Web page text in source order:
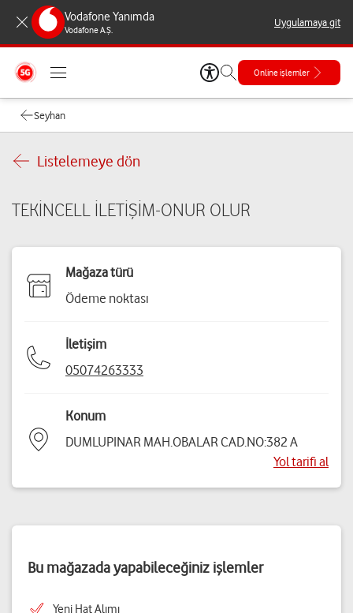
Vodafone Yanımda
Vodafone A.Ş.
Uygulamaya git
Online işlemler
Seyhan
Listelemeye dön
TEKİNCELL İLETİŞİM-ONUR OLUR
Mağaza türü
Ödeme noktası
İletişim
05074263333
Konum
DUMLUPINAR MAH.OBALAR CAD.NO:382 A
Yol tarifi al
Bu mağazada yapabileceğiniz işlemler
Yeni Hat Alımı